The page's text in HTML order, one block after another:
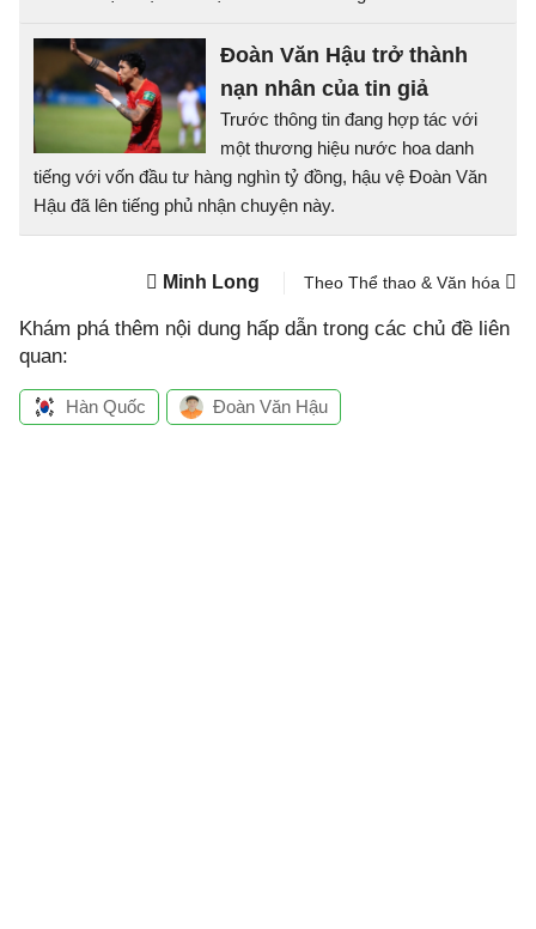
Đoàn Văn Hậu trở thành
nạn nhân của tin giả
Trước thông tin đang hợp tác với
một thương hiệu nước hoa danh
tiếng với vốn đầu tư hàng nghìn tỷ đồng, hậu vệ Đoàn Văn
Hậu đã lên tiếng phủ nhận chuyện này.
Minh Long Theo Thể thao & Văn hóa
Khám phá thêm nội dung hấp dẫn trong các chủ đề liên
quan:
Hàn Quốc Đoàn Văn Hậu